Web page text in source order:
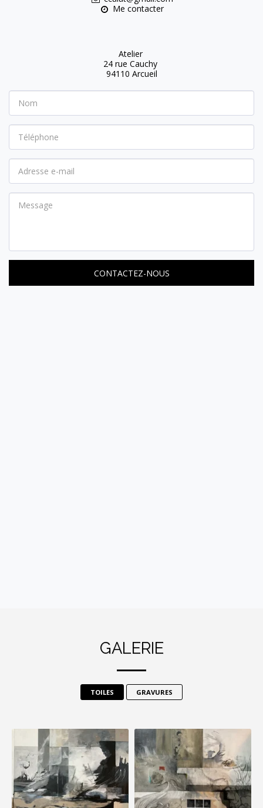
Me contacter
Atelier
24 rue Cauchy
94110 Arcueil
CONTACTEZ-NOUS
GALERIE
TOILES GRAVURES
« L’AIR DE RIEN »